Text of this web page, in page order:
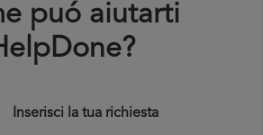
puó aiutarti
Inserisci la tua richiesta